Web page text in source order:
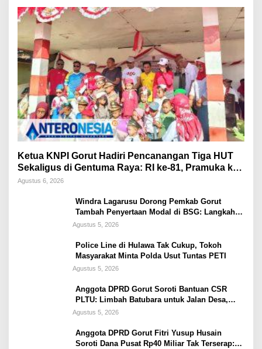
Ketua KNPI Gorut Hadiri Pencanangan Tiga HUT
Sekaligus di Gentuma Raya: RI ke-81, Pramuka ke-
65, dan Kecamatan ke-17
Agustus 6, 2026
Windra Lagarusu Dorong Pemkab Gorut
Tambah Penyertaan Modal di BSG: Langkah
Strategis Perkuat Fiskal Daerah
Agustus 5, 2026
Police Line di Hulawa Tak Cukup, Tokoh
Masyarakat Minta Polda Usut Tuntas PETI
Agustus 5, 2026
Anggota DPRD Gorut Soroti Bantuan CSR
PLTU: Limbah Batubara untuk Jalan Desa,
Kesehatan Warga Terancam
Agustus 5, 2026
Anggota DPRD Gorut Fitri Yusup Husain
Soroti Dana Pusat Rp40 Miliar Tak Terserap: